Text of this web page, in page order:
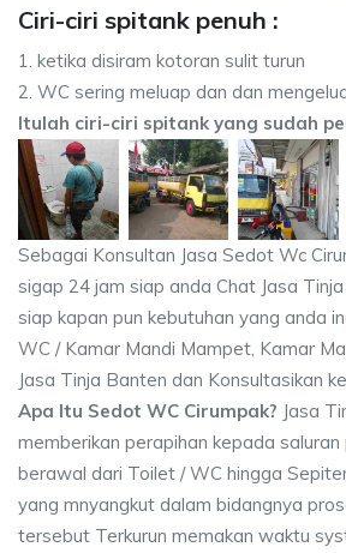
Ciri-ciri spitank penuh :
1. ketika disiram kotoran sulit turun
2. WC sering meluap dan dan
Itulah ciri-ciri spitank yang sudah
Sebagai Konsultan Jasa Sedot Wc
sigap 24 jam siap anda Chat Jasa
siap kapan pun kebutuhan yang anda
WC / Kamar Mandi Mampet, Kamar
Jasa Tinja Banten dan Konsultasikan
Apa Itu Sedot WC Cirumpak? Jasa
memberikan perapihan kepada
berawal dari Toilet / WC hingga
yang mnyangkut dalam bidangnya
tersebut Terkurun memakan waktu